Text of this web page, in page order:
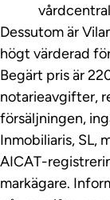
Dessutom är
högt värderad
Begärt pris är
notarieavgifter,
försäljningen,
Inmobiliaris, SL,
AICAT-
markägare.